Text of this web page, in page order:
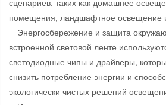
помещения, ландшафтное освещение
Энергосбережение и защита
встроенной световой ленте
светодиодные чипы и драйверы,
снизить потребление энергии и
экологически чистых решений